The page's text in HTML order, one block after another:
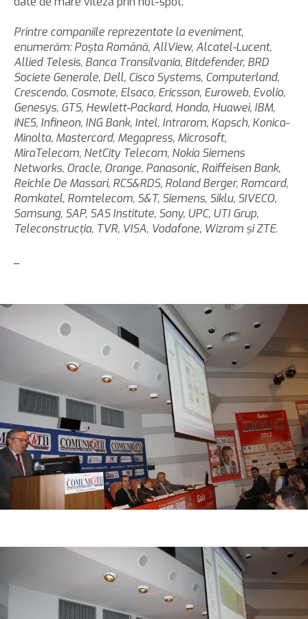
Printre companiile reprezentate la eveniment,
enumerăm: Poşta Română, AllView, Alcatel-Lucent,
Allied Telesis, Banca Transilvania, Bitdefender, BRD
Societe Generale, Dell, Cisco Systems, Computerland,
Crescendo, Cosmote, Elsaco, Ericsson, Euroweb, Evolio,
Genesys, GTS, Hewlett-Packard, Honda, Huawei, IBM,
iNES, Infineon, ING Bank, Intel, Intrarom, Kapsch, Konica-
Minolta, Mastercard, Megapress, Microsoft,
MiraTelecom, NetCity Telecom, Nokia Siemens
Networks, Oracle, Orange, Panasonic, Raiffeisen Bank,
Reichle De Massari, RCS&RDS, Roland Berger, Romcard,
Romkatel, Romtelecom, S&T, Siemens, Siklu, SIVECO,
Samsung, SAP, SAS Institute, Sony, UPC, UTI Grup,
Teleconstrucţia, TVR, VISA, Vodafone, Wizrom şi ZTE.